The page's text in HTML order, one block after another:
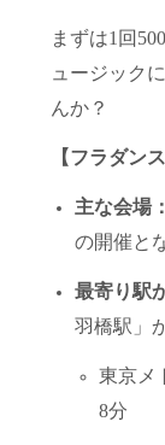
まずは1回
ュージック
んか？
【フラダン
主な会場：
の開催と
最寄り駅
羽橋駅」
東京メ
8分